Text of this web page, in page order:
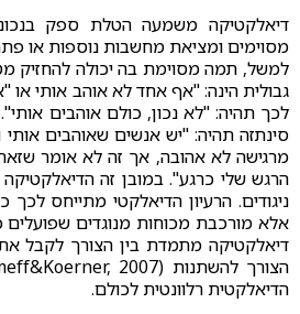
דיאלקטיקה משמעה הטלת ספק
מסוימים ומציאת מחשבות נוספות או
למשל, תמה מסוימת בה יכולה להחזיק
גבולית הינה: "אף אחד לא אוהב אותי או
לכך תהיה: "לא נכון, כולם אוהבים
סינתזה תהיה: "יש אנשים שאוהבים
מרגישה לא אהובה, אך זה לא אומר
הרגש שלי כרגע". במובן זה הדיאלקטיקה
ניגודים. הרעיון הדיאלקטי מתייחס
אלא מורכבת מכוחות מנוגדים שפועלים
דיאלקטיקה מתמדת בין הצורך לקבל
הדיאלקטית רלוונטית לכולם.